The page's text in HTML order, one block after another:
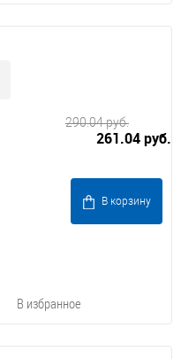
261.04 руб.
290.04 руб.
В корзину
В избранное